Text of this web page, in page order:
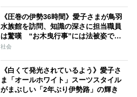
《圧巻の伊勢36時間》愛子さまが鳥羽
水族館を訪問、知識の深さに担当職員
は驚嘆 “お木曳行事”には法被姿で参
加「市民に交じって一生懸命引いてお
社会
《白くて発光されているよう》愛子さ
ま「オールホワイト」スーツスタイル
がまぶしい「2年ぶり伊勢路」の輝き